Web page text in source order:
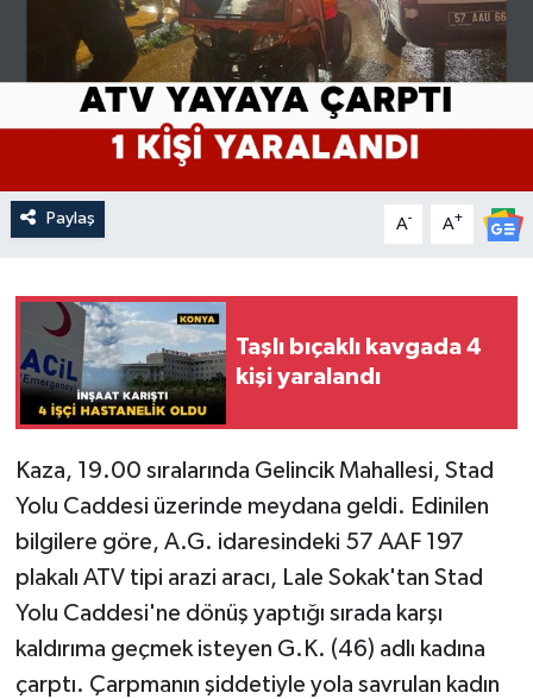
Paylaş A- A+
Taşlı bıçaklı kavgada 4
kişi yaralandı
Kaza, 19.00 sıralarında Gelincik Mahallesi, Stad
Yolu Caddesi üzerinde meydana geldi. Edinilen
bilgilere göre, A.G. idaresindeki 57 AAF 197
plakalı ATV tipi arazi aracı, Lale Sokak'tan Stad
Yolu Caddesi'ne dönüş yaptığı sırada karşı
kaldırıma geçmek isteyen G.K. (46) adlı kadına
çarptı. Çarpmanın şiddetiyle yola savrulan kadın